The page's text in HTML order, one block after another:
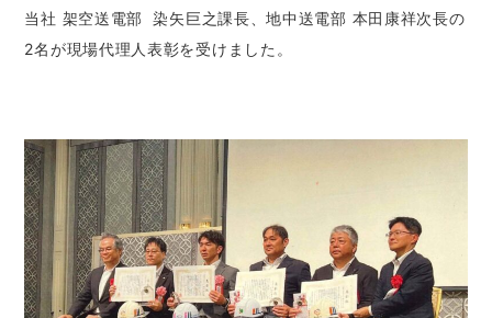
当社 架空送電部 染矢巨之課長、地中送電部 本田康祥次長の
2名が現場代理人表彰を受けました。